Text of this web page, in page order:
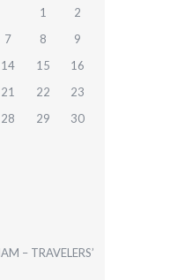
1
2
7 8
9
14 15
16
21 22
23
28 29
30
– TRAVELERS’